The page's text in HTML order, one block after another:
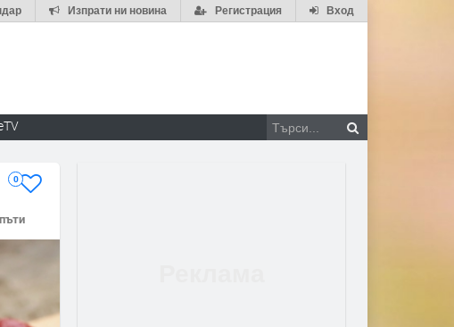
Вход
Регистрация
Изпрати ни новина
0